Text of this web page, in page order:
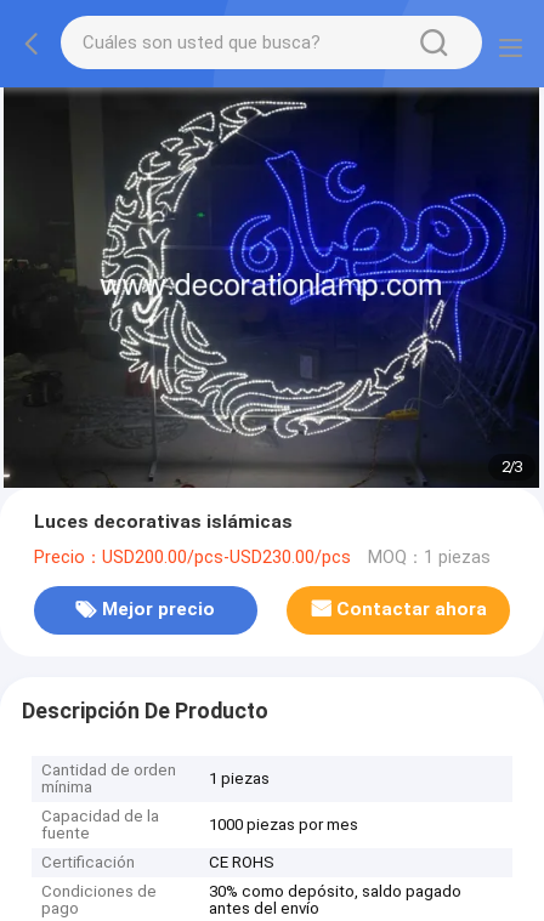
2/3
Luces decorativas islámicas
Precio：USD200.00/pcs-USD230.00/pcs MOQ：1 piezas
Mejor precio Contactar ahora
Descripción De Producto
Cantidad de orden
mínima
1 piezas
Capacidad de la
fuente
1000 piezas por mes
Certificación
CE ROHS
Condiciones de
pago
30% como depósito, saldo pagado
antes del envío